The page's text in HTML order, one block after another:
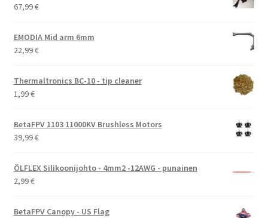
67,99€
EMODIA Mid arm 6mm
22,99€
Thermaltronics BC-10 - tip cleaner
1,99€
BetaFPV 1103 11000KV Brushless Motors
39,99€
ÖLFLEX Silikoonijohto - 4mm2 -12AWG - punainen
2,99€
BetaFPV Canopy - US Flag